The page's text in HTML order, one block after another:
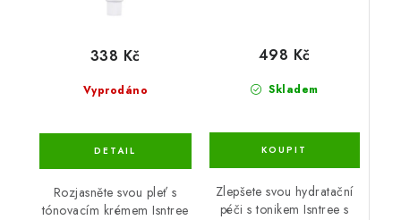
Vyprodáno
338 Kč
Rozjasněte svou pleť s
tónovacím krémem Isntree
Skladem
498 Kč
Zlepšete svou hydratační
péči s tonikem Isntree s